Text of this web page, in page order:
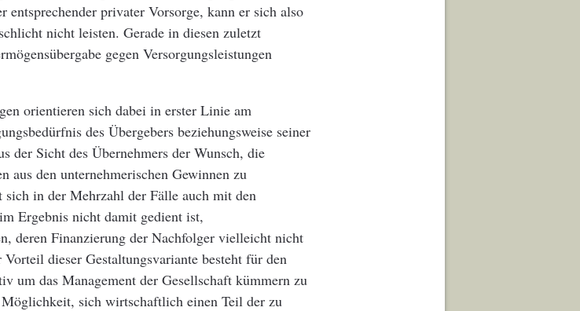
entsprechender privater Vorsorge, kann er sich also
nicht leisten. Gerade in diesen zuletzt
gegen Versorgungsleistungen
orientieren sich dabei in erster Linie am
des Übergebers beziehungsweise seiner
der Sicht des Übernehmers der Wunsch, die
aus den unternehmerischen Gewinnen zu
in der Mehrzahl der Fälle auch mit den
Ergebnis nicht damit gedient ist,
deren Finanzierung der Nachfolger vielleicht nicht
dieser Gestaltungsvariante besteht für den
um das Management der Gesellschaft kümmern zu
sich wirtschaftlich einen Teil der zu